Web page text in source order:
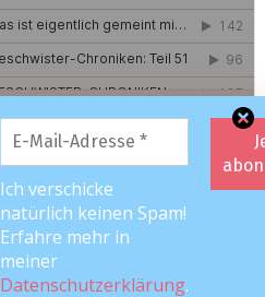
Ich verschicke
natürlich keinen Spam!
Erfahre mehr in
meiner
Datenschutzerklärung.